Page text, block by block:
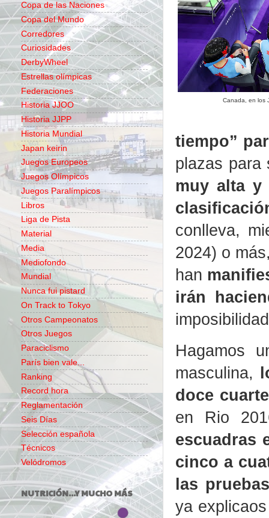
Canada, en los
tiempo”
plazas para
muy alta y
conlleva,
2024) o
han
irán
Hagamos
masculina,
doce
en Rio
escuadras
cinco a
las
ya
Copa de las Naciones
Copa del Mundo
Corredores
Curiosidades
DerbyWheel
Estrellas olímpicas
Federaciones
Historia JJOO
Historia JJPP
Historia Mundial
Japan keirin
Juegos Europeos
Juegos Olímpicos
Juegos Paralímpicos
Libros
Liga de Pista
Material
Media
Mediofondo
Mundial
Nunca fui pistard
On Track to Tokyo
Otros Campeonatos
Otros Juegos
Paraciclismo
París bien vale...
Ranking
Record hora
Reglamentación
Seis Días
Selección española
Técnicos
Velódromos
NUTRICIÓN...Y MUCHO MÁS